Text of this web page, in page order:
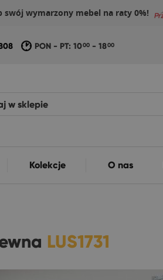
swój wymarzony mebel na raty 0%!
PON - PT: 1000 - 1800
Kolekcje O nas
LUS1731